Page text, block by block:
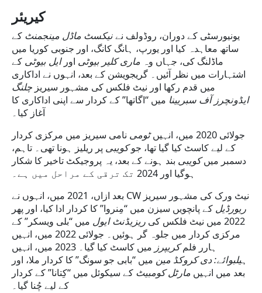
کیریئر
یونیورسٹی کے دوران، روڈولف نےنیکسٹ ماڈل مینجمنٹ کے
ساتھ معاہدہ کیا اور یورپ، ہانگ کانگ، اور جنوبی کوریا میں
ماڈلنگ کی، جہاں وہ ماری کلیر بیوٹی اورایل بیوٹی کے
اشتہارات میں نظر آئیں۔ گریجویشن کے بعد، انہوں نے اداکاری
میں قدم رکھا اور نیٹ فلکس کی مشہور سیریز چلنگ
ایڈونچرز آف سبریینا میں “اگاتھا” کے کردار سے اپنی اداکاری کا
آغاز کیا۔
جولائی 2020 میں، انہیں
ٹومی نامی سیریز میں مرکزی کردار
کے لیے کاسٹ کیا گیا تھا، جوکویبی پر ریلیز ہونا تھی۔ تاہم،
دسمبر میںکویبی بند ہونے کے بعد، یہ پروجیکٹ تاخیر کا شکار
ہوگیا اور 2024 تک ترقی کے مراحل میں ہے۔
بعد ازاں، 2021 میں، انہوں نے CW نیٹ ورک کی مشہور سیریز
ریورڈیل کے پانچویں سیزن میں “مِنروا” کا کردار ادا کیا، اور پھر
2022 میں نیٹ فلکس کی
ریزیڈنٹ ایول میں “بلی ویسکر” کے
مرکزی کردار میں جلوہ گر ہوئیں۔ جولائی 2022 میں، انہیں
ہارر فلمکریپرز میں کاسٹ کیا گیا۔ 2023 میں، انہیں
ہیلبوائے: دی کروکڈ مین میں “بابی جو سونگ” کا کردار ملا، اور
بعد میں انہیں مارٹل کومبیٹ کے سیکوئل میں “کِتانا” کے کردار
کے لیے چُنا گیا۔